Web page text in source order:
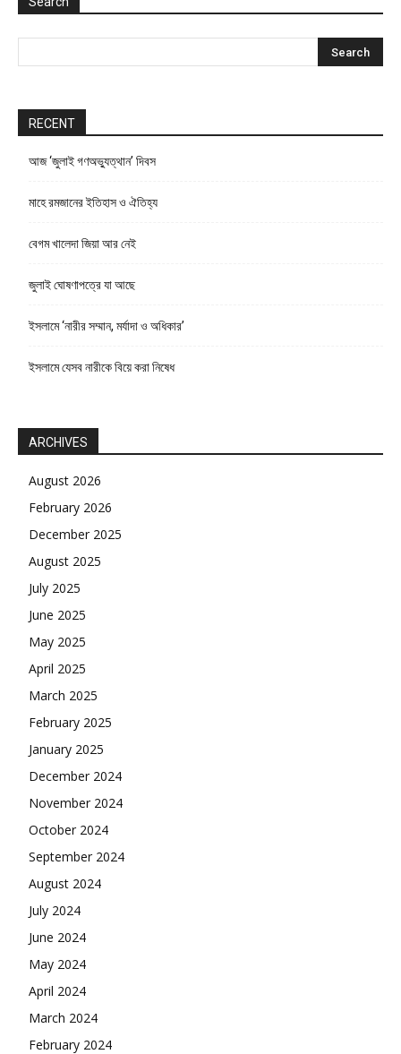
RECENT
আজ ‘জুলাই গণঅভ্যুত্থান’ দিবস
মাহে রমজানের ইতিহাস ও ঐতিহ্য
বেগম খালেদা জিয়া আর নেই
জুলাই ঘোষণাপত্রে যা আছে
ইসলামে ‘নারীর সম্মান, মর্যাদা ও অধিকার’
ইসলামে যেসব নারীকে বিয়ে করা নিষেধ
ARCHIVES
August 2026
February 2026
December 2025
August 2025
July 2025
June 2025
May 2025
April 2025
March 2025
February 2025
January 2025
December 2024
November 2024
October 2024
September 2024
August 2024
July 2024
June 2024
May 2024
April 2024
March 2024
February 2024